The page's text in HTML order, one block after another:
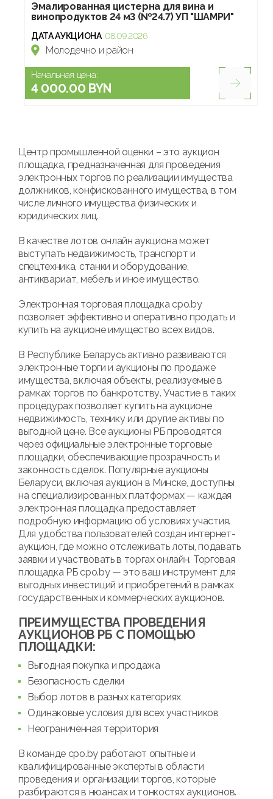
Эмалированная цистерна для вина и
винопродуктов 24 м3 (№24.7) УП "ШАМРИ"
ДАТА АУКЦИОНА 08.09.2026
Молодечно и район
Начальная цена:
4 000.00 BYN
Центр промышленной оценки – это аукцион
площадка, предназначенная для проведения
электронных торгов по реализации имущества
должников, конфискованного имущества, в том
числе личного имущества физических и
юридических лиц.
В качестве лотов онлайн аукциона может
выступать недвижимость, транспорт и
спецтехника, станки и оборудование,
антиквариат, мебель и иное имущество.
Электронная торговая площадка cpo.by
позволяет эффективно и оперативно продать и
купить на аукционе имущество всех видов.
В Республике Беларусь активно развиваются
электронные торги и аукционы по продаже
имущества, включая объекты, реализуемые в
рамках торгов по банкротству. Участие в таких
процедурах позволяет купить на аукционе
недвижимость, технику или другие активы по
выгодной цене. Все аукционы РБ проводятся
через официальные электронные торговые
площадки, обеспечивающие прозрачность и
законность сделок. Популярные аукционы
Беларуси, включая аукцион в Минске, доступны
на специализированных платформах — каждая
электронная площадка предоставляет
подробную информацию об условиях участия.
Для удобства пользователей создан интернет-
аукцион, где можно отслеживать лоты, подавать
заявки и участвовать в торгах онлайн. Торговая
площадка РБ cpo.by — это ваш инструмент для
выгодных инвестиций и приобретений в рамках
государственных и коммерческих аукционов.
ПРЕИМУЩЕСТВА ПРОВЕДЕНИЯ
АУКЦИОНОВ РБ С ПОМОЩЬЮ
ПЛОЩАДКИ:
Выгодная покупка и продажа
Безопасность сделки
Выбор лотов в разных категориях
Одинаковые условия для всех участников
Неограниченная территория
В команде cpo.by работают опытные и
квалифицированные эксперты в области
проведения и организации торгов, которые
разбираются в нюансах и тонкостях аукционов.